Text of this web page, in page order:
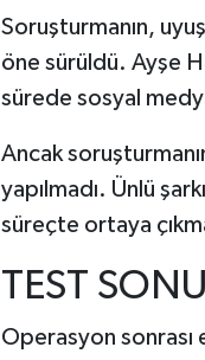
Soruşturmanın,
öne sürüldü. Ayşe
sürede sosyal
Ancak
yapılmadı. Ünlü
süreçte ortaya
TEST
Operasyon sonrası